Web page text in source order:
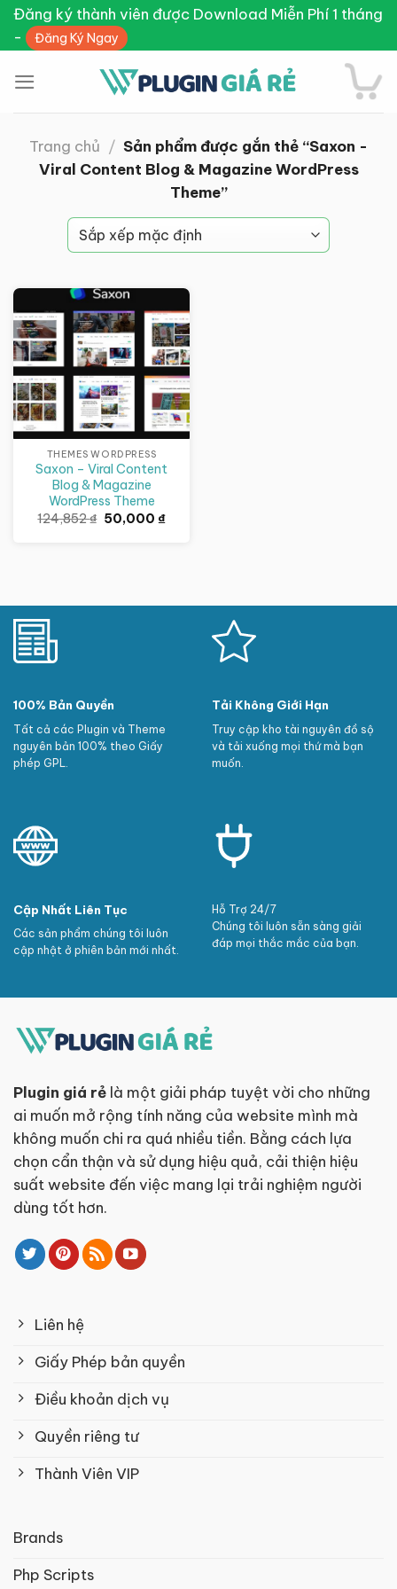
Skip
content
Đăng ký thành viên được Download Miễn Phí 1 tháng
-
Đăng Ký Ngay
Trang chủ / Sản phẩm được gắn thẻ “Saxon -
Viral Content Blog & Magazine WordPress
Theme”
Giảm giá!
THEMES WORDPRESS
Saxon – Viral Content
Blog & Magazine
WordPress Theme
124,852₫ Giá
gốc
50,000 ₫Giá
100% Bản Quyền
Tất cả các Plugin và Theme
nguyên bản 100% theo Giấy
phép GPL.
Tải Không Giới Hạn
Truy cập kho tài nguyên đồ sộ
và tải xuống mọi thứ mà bạn
muốn.
Cập Nhất Liên Tục
Các sản phẩm chúng tôi luôn
cập nhật ở phiên bản mới nhất.
Hỗ Trợ 24/7
Chúng tôi luôn sẵn sàng giải
đáp mọi thắc mắc của bạn.
Plugin giá rẻ là một giải pháp tuyệt vời cho những
ai muốn mở rộng tính năng của website mình mà
không muốn chi ra quá nhiều tiền. Bằng cách lựa
chọn cẩn thận và sử dụng hiệu quả, cải thiện hiệu
suất website đến việc mang lại trải nghiệm người
dùng tốt hơn.
Liên hệ
Giấy Phép bản quyền
Điều khoản dịch vụ
Quyền riêng tư
Thành Viên VIP
Brands
Php Scripts